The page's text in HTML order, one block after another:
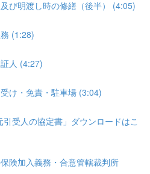
び明渡し時の修繕（後半） (4:05)
(1:28)
人 (4:27)
け・免責・駐車場 (3:04)
受人の協定書」ダウンロードはこ
険加入義務・合意管轄裁判所